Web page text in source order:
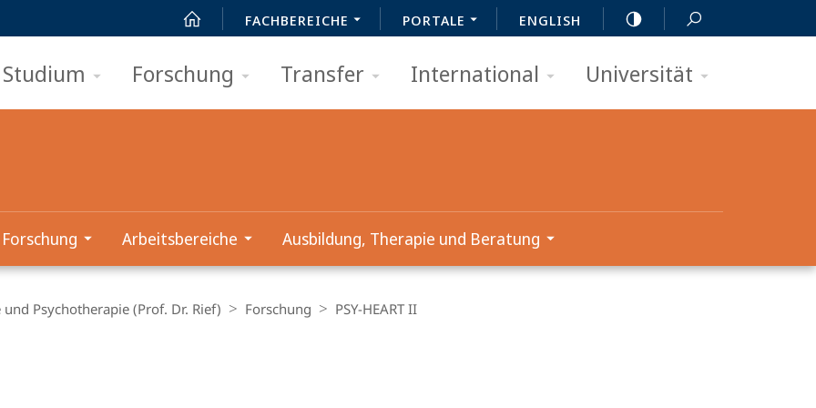
FACHBEREICHE PORTALE ENGLISH
Studium Forschung Transfer International Universität
Forschung Arbeitsbereiche Ausbildung, Therapie und Beratung
Psychotherapie (Prof. Dr. Rief) Forschung PSY-HEART II